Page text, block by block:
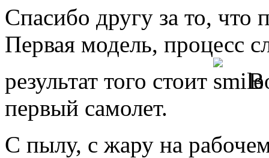
Спасибо другу за то, что
Первая модель, процесс
результат того стоит
первый самолет.
С пылу, с жару на